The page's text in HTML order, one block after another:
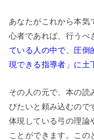
あなたがこれから本気
心者であれば、行うべ
ている人の中で、圧倒
現できる指導者」に土
その人の元で、本の読
びたいと頼み込むので
体現している弓の理論
ことができます。こ